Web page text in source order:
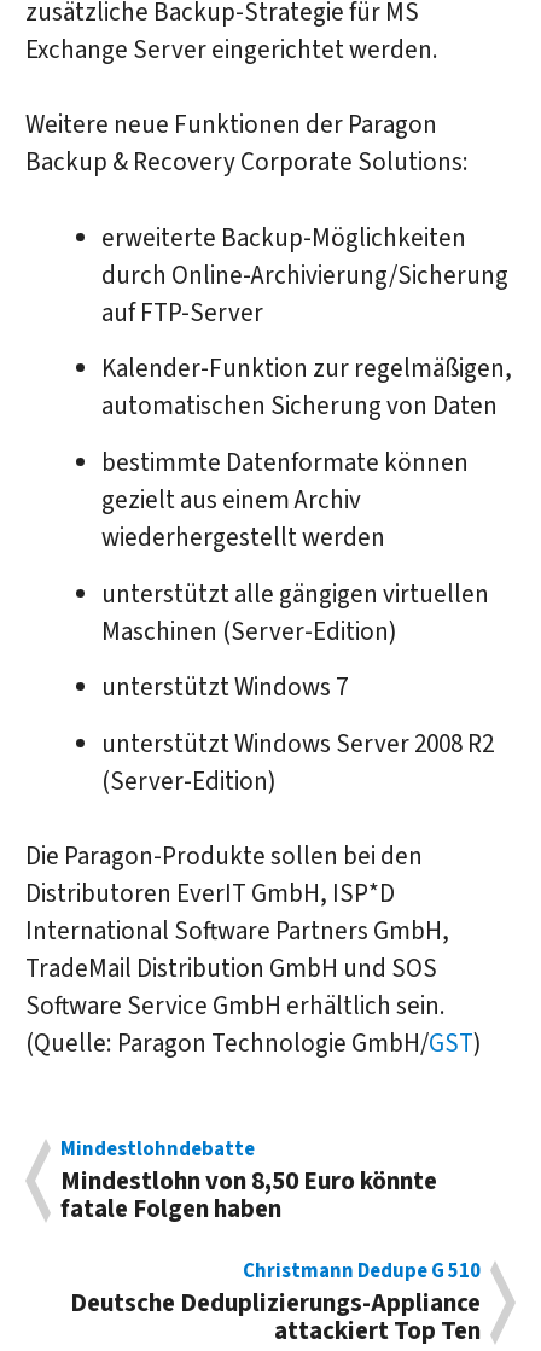
zusätzliche Backup-Strategie für MS
Exchange Server eingerichtet werden.
Weitere neue Funktionen der Paragon
Backup & Recovery Corporate Solutions:
erweiterte Backup-Möglichkeiten
durch Online-Archivierung/Sicherung
auf FTP-Server
Kalender-Funktion zur regelmäßigen,
automatischen Sicherung von Daten
bestimmte Datenformate können
gezielt aus einem Archiv
wiederhergestellt werden
unterstützt alle gängigen virtuellen
Maschinen (Server-Edition)
unterstützt Windows 7
unterstützt Windows Server 2008 R2
(Server-Edition)
Die Paragon-Produkte sollen bei den
Distributoren EverIT GmbH, ISP*D
International Software Partners GmbH,
TradeMail Distribution GmbH und SOS
Software Service GmbH erhältlich sein.
(Quelle: Paragon Technologie GmbH/GST)
Mindestlohndebatte
Mindestlohn von 8,50 Euro könnte
fatale Folgen haben
Christmann Dedupe G 510
Deutsche Deduplizierungs-Appliance
attackiert Top Ten